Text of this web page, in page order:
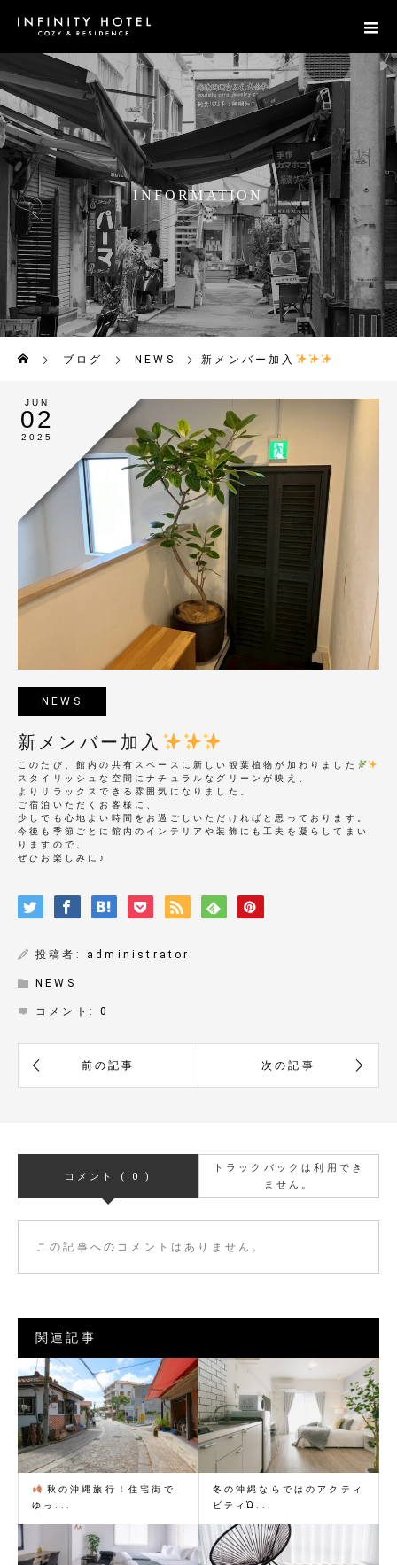
INFORMATION
ブログ NEWS 新メンバー加入
JUN
02
2025
NEWS
新メンバー加入
このたび、館内の共有スペースに新しい観葉植物が加わりました
スタイリッシュな空間にナチュラルなグリーンが映え、
よりリラックスできる雰囲気になりました。
ご宿泊いただくお客様に、
少しでも心地よい時間をお過ごしいただければと思っております。
今後も季節ごとに館内のインテリアや装飾にも工夫を凝らしてまい
りますので、
ぜひお楽しみに♪
投稿者: administrator
NEWS
コメント:0
コメント ( 0 )
トラックバックは利用でき
ません。
この記事へのコメントはありません。
関連記事
秋の沖縄旅行！住宅街で
ゆっ...
冬の沖縄ならではのアクティ
ビティὩ...